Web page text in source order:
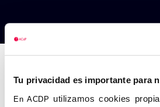
Tu privacidad es importante para
En ACDP utilizamos cookies